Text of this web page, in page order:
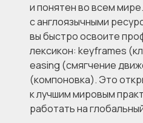
и понятен во всем
с англоязычными
вы быстро освоите
лексикон: keyframes
easing (смягчение
(компоновка). Это
к лучшим мировым
работать на